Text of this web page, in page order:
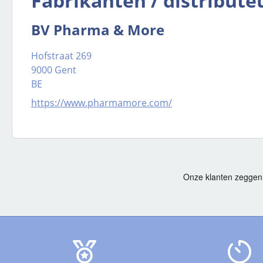
BV Pharma & More
Hofstraat 269
9000 Gent
BE
https://www.pharmamore.com/